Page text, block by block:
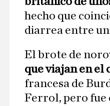
hecho que
diarrea entre
El brote de
que viajan en el
francesa de
Ferrol, pero fue